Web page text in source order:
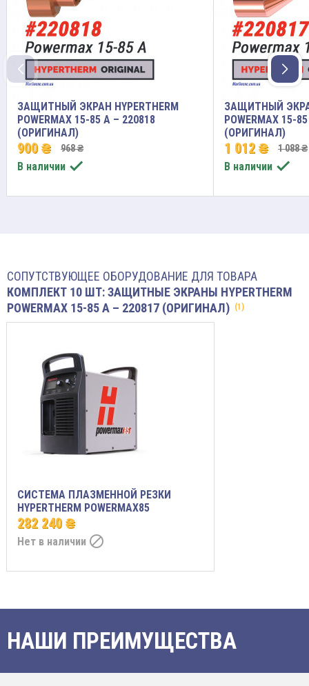
ЗАЩИТНЫЙ ЭКРАН HYPERTHERM
POWERMAX 15-85 A – 220818
(ОРИГИНАЛ)
900 ₴ 968 ₴
В наличии 
ЗАЩИТНЫЙ
POWERMAX 15-
(ОРИГИНАЛ)
1 012 ₴ 1 088 ₴
В наличии 
СОПУТСТВУЮЩЕЕ ОБОРУДОВАНИЕ ДЛЯ ТОВАРА
КОМПЛЕКТ 10 ШТ: ЗАЩИТНЫЕ ЭКРАНЫ HYPERTHERM
POWERMAX 15-85 A – 220817 (ОРИГИНАЛ) (1)
СИСТЕМА ПЛАЗМЕННОЙ РЕЗКИ
HYPERTHERM POWERMAX85
282 240 ₴
Нет в наличии 
НАШИ ПРЕИМУЩЕСТВА